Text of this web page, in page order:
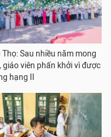
Thọ: Sau nhiều năm mong
giáo viên phấn khởi vì được
hạng II